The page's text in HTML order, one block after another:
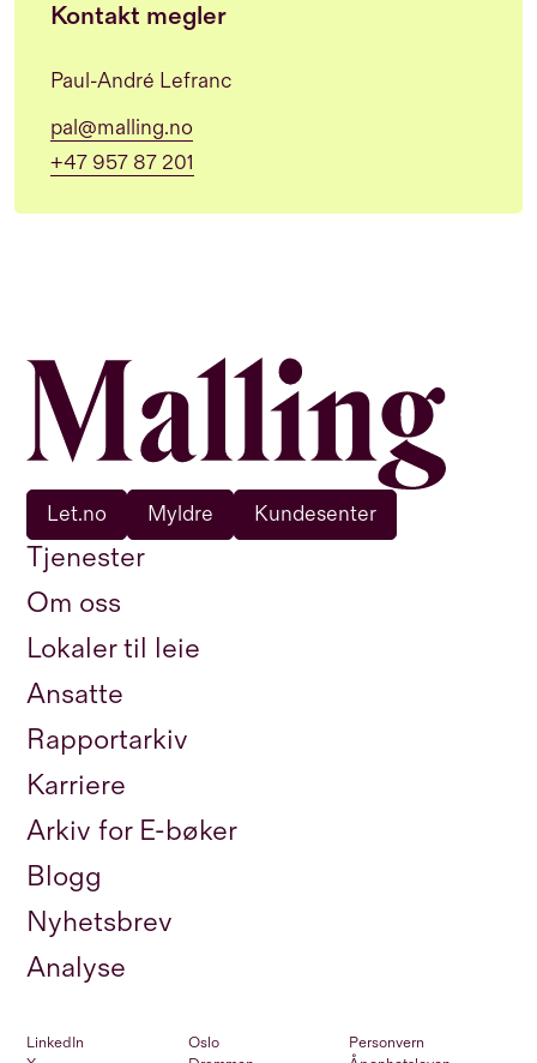
Kontakt megler
Paul-André Lefranc
pal@malling.no
+47 957 87 201
Tjenester
Om oss
Lokaler til leie
Ansatte
Rapportarkiv
Karriere
Arkiv for E-bøker
Blogg
Nyhetsbrev
Analyse
LinkedIn
Oslo
Personvern
Let.no Myldre Kundesenter